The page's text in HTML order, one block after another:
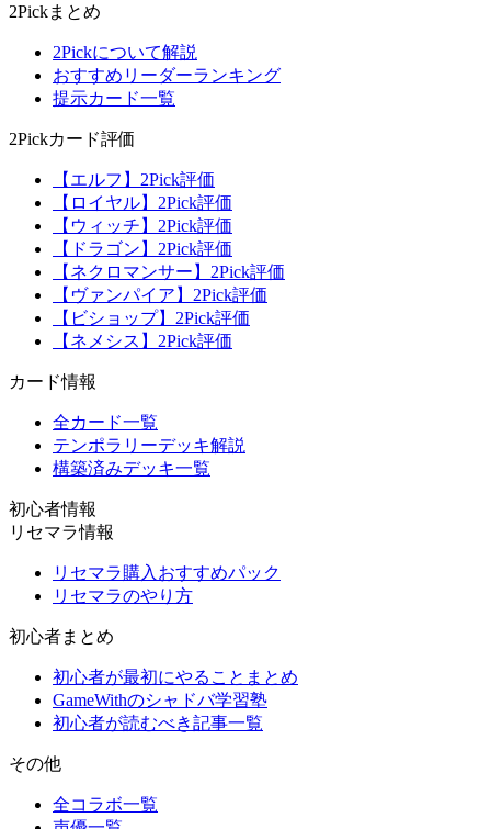
2Pickまとめ
2Pickについて解説
おすすめリーダーランキング
提示カード一覧
2Pickカード評価
【エルフ】2Pick評価
【ロイヤル】2Pick評価
【ウィッチ】2Pick評価
【ドラゴン】2Pick評価
【ネクロマンサー】2Pick評価
【ヴァンパイア】2Pick評価
【ビショップ】2Pick評価
【ネメシス】2Pick評価
カード情報
全カード一覧
テンポラリーデッキ解説
構築済みデッキ一覧
初心者情報
リセマラ情報
リセマラ購入おすすめパック
リセマラのやり方
初心者まとめ
初心者が最初にやることまとめ
GameWithのシャドバ学習塾
初心者が読むべき記事一覧
その他
全コラボ一覧